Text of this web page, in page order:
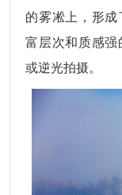
的雾凇上，形
富层次和质感
或逆光拍摄。